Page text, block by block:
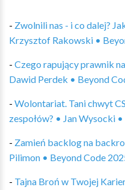
- Zwolnili nas - i co dalej?
Krzysztof Rakowski •
- Czego rapujący prawnik
Dawid Perdek • Beyond
- Wolontariat. Tani chwyt
zespołów? • Jan Wysocki
- Zamień backlog na
Pilimon • Beyond Code
- Tajna Broń w Twojej